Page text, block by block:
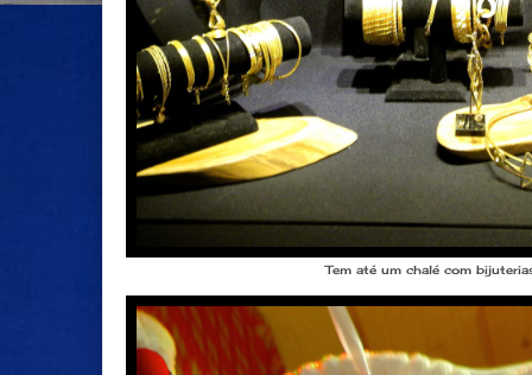
Tem até um chalé com